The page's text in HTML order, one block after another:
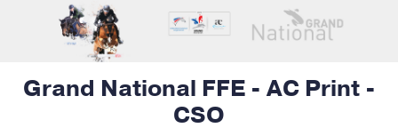
Grand National FFE - AC Print -
CSO